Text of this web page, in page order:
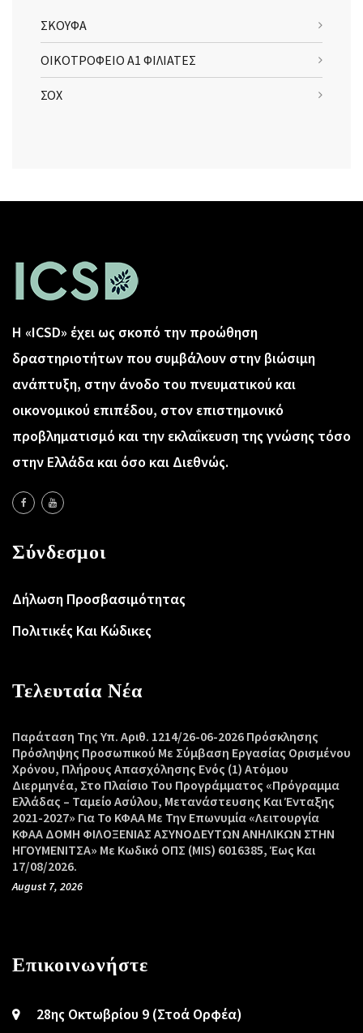
ΣΚΟΥΦΑ
ΟΙΚΟΤΡΟΦΕΙΟ Α1 ΦΙΛΙΑΤΕΣ
ΣΟΧ
Η «ICSD» έχει ως σκοπό την προώθηση
δραστηριοτήτων που συμβάλουν στην βιώσιμη
ανάπτυξη, στην άνοδο του πνευματικού και
οικονομικού επιπέδου, στον επιστημονικό
προβληματισμό και την εκλαΐκευση της γνώσης τόσο
στην Ελλάδα και όσο και Διεθνώς.
Σύνδεσμοι
Δήλωση Προσβασιμότητας
Πολιτικές Και Κώδικες
Τελευταία Νέα
Παράταση Της Υπ. Αριθ. 1214/26-06-2026 Πρόσκλησης
Πρόσληψης Προσωπικού Με Σύμβαση Εργασίας Ορισμένου
Χρόνου, Πλήρους Απασχόλησης Ενός (1) Ατόμου
Διερμηνέα, Στο Πλαίσιο Του Προγράμματος «Πρόγραμμα
Ελλάδας – Ταμείο Ασύλου, Μετανάστευσης Και Ένταξης
2021-2027» Για Το ΚΦΑΑ Με Την Επωνυμία «Λειτουργία
ΚΦΑΑ ΔΟΜΗ ΦΙΛΟΞΕΝΙΑΣ ΑΣΥΝΟΔΕΥΤΩΝ ΑΝΗΛΙΚΩΝ ΣΤΗΝ
ΗΓΟΥΜΕΝΙΤΣΑ» Με Κωδικό ΟΠΣ (MIS) 6016385, Έως Και
17/08/2026.
August 7, 2026
Επικοινωνήστε
28ης Οκτωβρίου 9 (Στοά Ορφέα)